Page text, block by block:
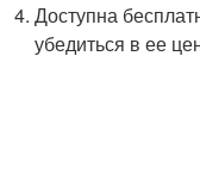
Доступна
убедиться в ее